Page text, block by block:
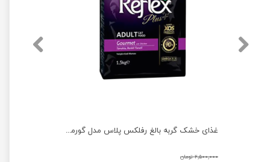
غذای خشک گربه بالغ رفلکس پلاس مدل گورمت وزن 1.5 کیلوگرم
۲,۵۰۰,۰۰۰ تومان